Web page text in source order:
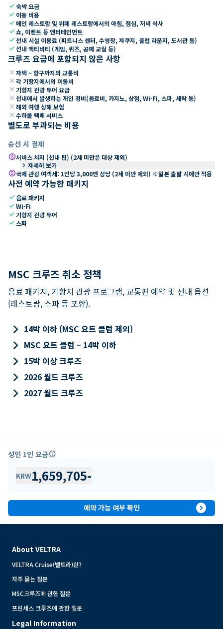
check숙박 요금
check 이동 비용
check 메인 레스토랑 및 뷔페 레스토랑에서의 아침, 점심, 저녁 식사
check쇼, 이벤트 등 엔터테인먼트
check선내 시설 이용료 (피트니스 센터, 수영장, 자쿠지, 클럽 라운지, 도서관 등)
check선내 액티비티 (게임, 퀴즈, 공예 교실 등)
크루즈 요금에 포함되지 않은 사항
close 자택 ~ 항구까지의 교통비
close 각 기항지에서의 이동비
close 기항지 관광 투어 요금
close 선내에서 발생하는 개인 경비(음료비, 카지노, 상점, Wi-Fi, 스파, 세탁 등)
close 해외 여행 상해 보험
close 수하물 택배 서비스
별도로 부과되는 비용
승선 시 결제
paid서비스 차지 (선내 팁) (2세 미만은 대상 제외)
keyboard_arrow_right 자세히 보기
paid국제 관광 여객세: 1인당 3,000엔 상당 (2세 미만 제외) ※일본 출발 시에만 적용
사전 예약 가능한 패키지
check 음료 패키지
checkWi-Fi
check 기항지 관광 투어
check 스파
MSC 크루즈 취소 정책
음료 패키지, 기항지 관광 프로그램, 교통편 예약 및 선내 옵션
(레스토랑, 스파 등 포함).
keyboard_arrow_right 14박 이하 (MSC 요트 클럽 제외)
keyboard_arrow_right MSC 요트 클럽 – 14박 이하
keyboard_arrow_right 15박 이상 크루즈
keyboard_arrow_right 2026 월드 크루즈
keyboard_arrow_right 2027 월드 크루즈
성인 1인 요금info
KRW1,659,705-
예약 가능 여부 확인 expand_circle_right
About VELTRA
VELTRA Cruise(벨트라)란?
자주 묻는 질문
MSC크루즈에 관한 질문
프린세스 크루즈에 관한 질문
Legal Information